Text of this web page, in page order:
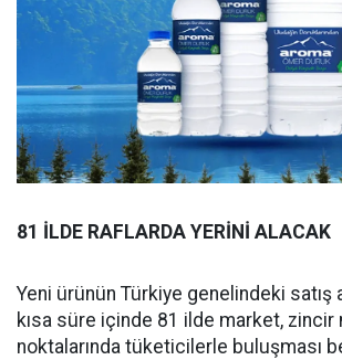
81 İLDE RAFLARDA YERİNİ ALACAK
Yeni ürünün Türkiye genelindeki satış
kısa süre içinde 81 ilde market, zincir
noktalarında tüketicilerle buluşması